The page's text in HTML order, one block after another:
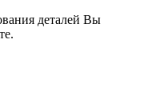
деталей Вы